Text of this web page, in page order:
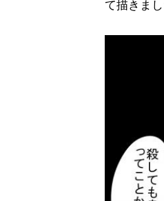
て描きまし